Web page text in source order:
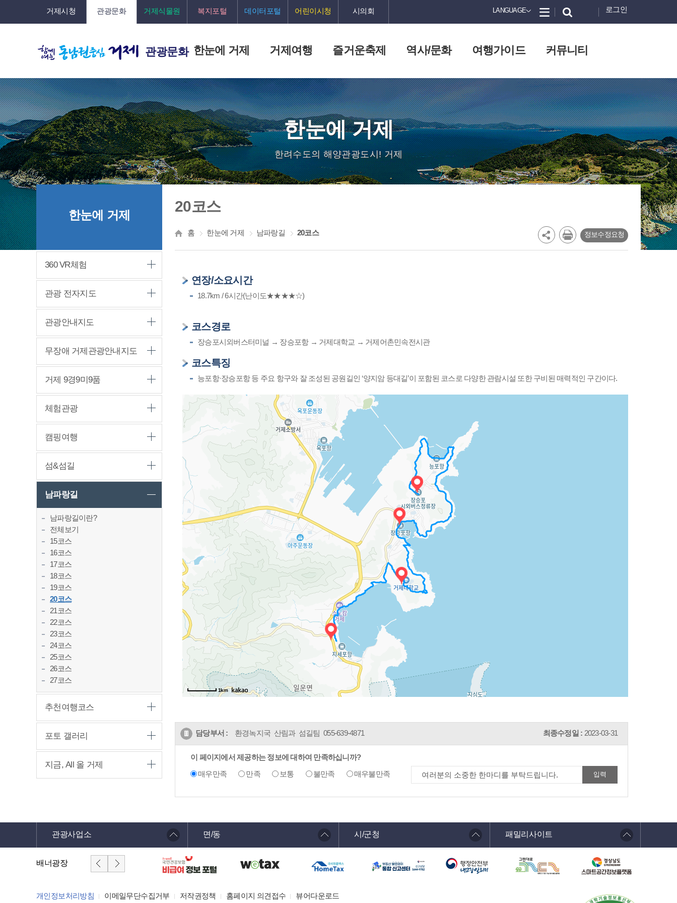
거제시청 관광문화 거제식물원 복지포털 데이터포털 어린이시청 시의회 LANGUAGE 로그인
관광문화 한눈에 거제 거제여행 즐거운축제 역사/문화 여행가이드 커뮤니티
한눈에 거제
한려수도의 해양관광도시! 거제
한눈에 거제
360 VR체험
관광 전자지도
관광안내지도
무장애 거제관광안내지도
거제 9경9미9품
체험관광
캠핑여행
섬&섬길
남파랑길
남파랑길이란?
전체보기
15코스
16코스
17코스
18코스
19코스
20코스
21코스
22코스
23코스
24코스
25코스
26코스
27코스
추천여행코스
포토 갤러리
지금, All 올 거제
20코스
홈 한눈에 거제 남파랑길 20코스 정보수정요청
연장/소요시간
18.7km / 6시간(난이도★★★★☆)
코스경로
장승포시외버스터미널 → 장승포항 → 거제대학교 → 거제어촌민속전시관
코스특징
능포항·장승포항 등 주요 항구와 잘 조성된 공원길인 ‘양지암 등대길’이 포함된 코스로 다양한 관람시설 또한 구비된 매력적인 구간이다.
1km
담당부서 : 환경녹지국 산림과 섬길팀 055-639-4871 최종수정일 : 2023-03-31
이 페이지에서 제공하는 정보에 대하여 만족하십니까?
매우만족 만족 보통 불만족 매우불만족
관광사업소 면/동 시/군청 패밀리사이트
배너광장
개인정보처리방침 이메일무단수집거부 저작권정책 홈페이지 의견접수 뷰어다운로드